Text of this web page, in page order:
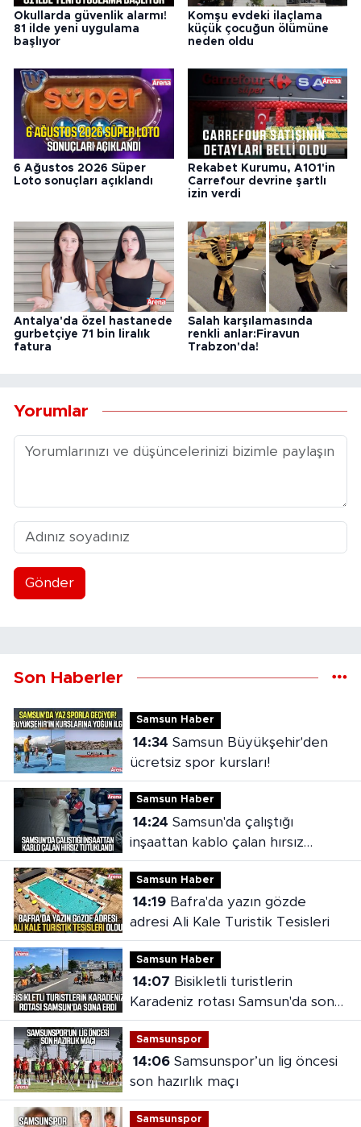
Okullarda güvenlik alarmı!
81 ilde yeni uygulama
başlıyor
Komşu evdeki ilaçlama
küçük çocuğun ölümüne
neden oldu
6 Ağustos 2026 Süper
Loto sonuçları açıklandı
Rekabet Kurumu, A101'in
Carrefour devrine şartlı
izin verdi
Antalya'da özel hastanede
gurbetçiye 71 bin liralık
fatura
Salah karşılamasında
renkli anlar:Firavun
Trabzon'da!
Yorumlar
Gönder
Son Haberler
Samsun Haber
14:34
ücretsiz spor kursları!
Samsun Haber
14:24
inşaattan kablo çalan hırsız
tutuklandı
Samsun Haber
14:19Bafra'da yazın gözde
adresi Ali Kale Turistik Tesisleri
Samsun Haber
14:07
Karadeniz rotası Samsun'da sona
erdi
Samsunspor
14:06Samsunspor’un lig öncesi
son hazırlık maçı
Samsunspor